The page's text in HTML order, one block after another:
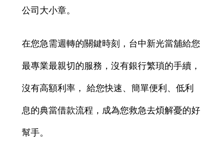
公司大小章。
在您急需週轉的關鍵時刻，台中新光當舖給您
最專業最親切的服務，沒有銀行繁瑣的手續，
沒有高額利率， 給您快速、簡單便利、低利
息的典當借款流程，成為您救急去煩解憂的好
幫手。